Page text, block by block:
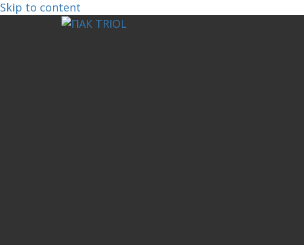
Skip to content